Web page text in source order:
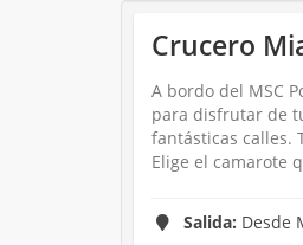
Crucero
A bordo del MSC
para disfrutar de
fantásticas calles.
Elige el camarote
Salida: Desde